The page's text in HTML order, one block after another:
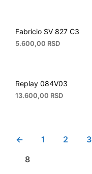
Fabricio SV 827 C3
5.600,00 RSD
Replay 084V03
13.600,00 RSD
← 1 2 3
8